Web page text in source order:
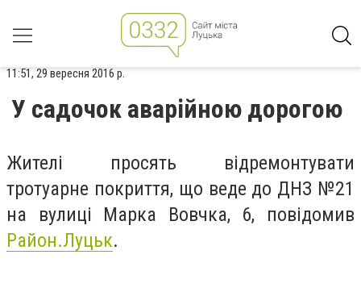
11:51, 29 вересня 2016 р.
У садочок аварійною дорогою
Жителі просять відремонтувати
тротуарне покриття, що веде до ДНЗ №21
на вулиці Марка Вовчка, 6, повідомив
Район.Луцьк.